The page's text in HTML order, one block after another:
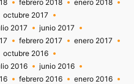
febrero 2018
enero 2018
octubre 2017
2017
junio 2017
febrero 2017
enero 2017
octubre 2016
2016
junio 2016
febrero 2016
enero 2016